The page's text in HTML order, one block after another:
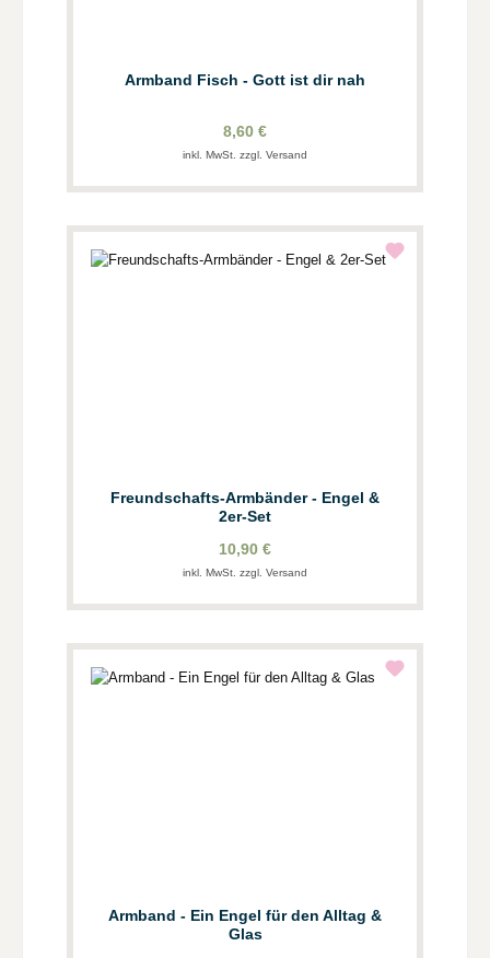
Armband Fisch - Gott ist dir nah
8,60 €
inkl. MwSt. zzgl. Versand
Freundschafts-Armbänder - Engel &
2er-Set
10,90 €
inkl. MwSt. zzgl. Versand
Armband - Ein Engel für den Alltag &
Glas